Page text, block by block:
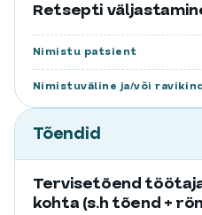
Retsepti
Nimistu patsient
Nimistuväline ja/või
Tõendid
Tervisetõend
kohta (s.h tõend +